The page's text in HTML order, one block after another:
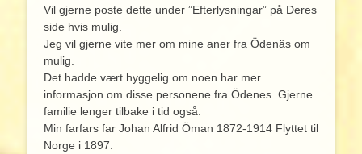
Vil gjerne poste dette under ”Efterlysningar” på Deres
side hvis mulig.
Jeg vil gjerne vite mer om mine aner fra Ödenäs om
mulig.
Det hadde vært hyggelig om noen har mer
informasjon om disse personene fra Ödenes. Gjerne
familie lenger tilbake i tid også.
Min farfars far Johan Alfrid Öman 1872-1914 Flyttet til
Norge i 1897.